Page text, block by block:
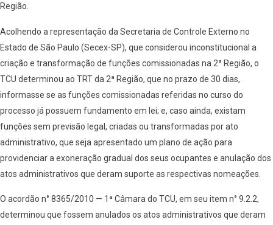
Região.
Acolhendo a representação da Secretaria de Controle Externo no
Estado de São Paulo (Secex-SP), que considerou inconstitucional a
criação e transformação de funções comissionadas na 2ª Região, o
TCU determinou ao TRT da 2ª Região, que no prazo de 30 dias,
informasse se as funções comissionadas referidas no curso do
processo já possuem fundamento em lei; e, caso ainda, existam
funções sem previsão legal, criadas ou transformadas por ato
administrativo, que seja apresentado um plano de ação para
providenciar a exoneração gradual dos seus ocupantes e anulação dos
atos administrativos que deram suporte as respectivas nomeações.
O acordão n° 8365/2010 — 1ª Câmara do TCU, em seu item n° 9.2.2,
determinou que fossem anulados os atos administrativos que deram